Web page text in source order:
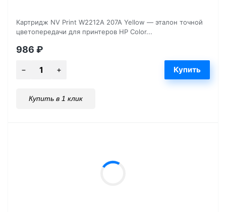
Картридж NV Print W2212A 207A Yellow — эталон точной
цветопередачи для принтеров HP Color...
986 ₽
Купить в 1 клик